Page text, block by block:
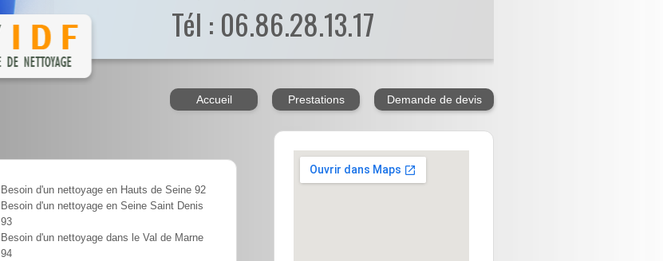
Tél : 06.86.28.13.17
Accueil Prestations Demande de devis
Besoin d'un nettoyage en Hauts de Seine 92
Besoin d'un nettoyage en Seine Saint Denis
93
Besoin d'un nettoyage dans le Val de Marne
94